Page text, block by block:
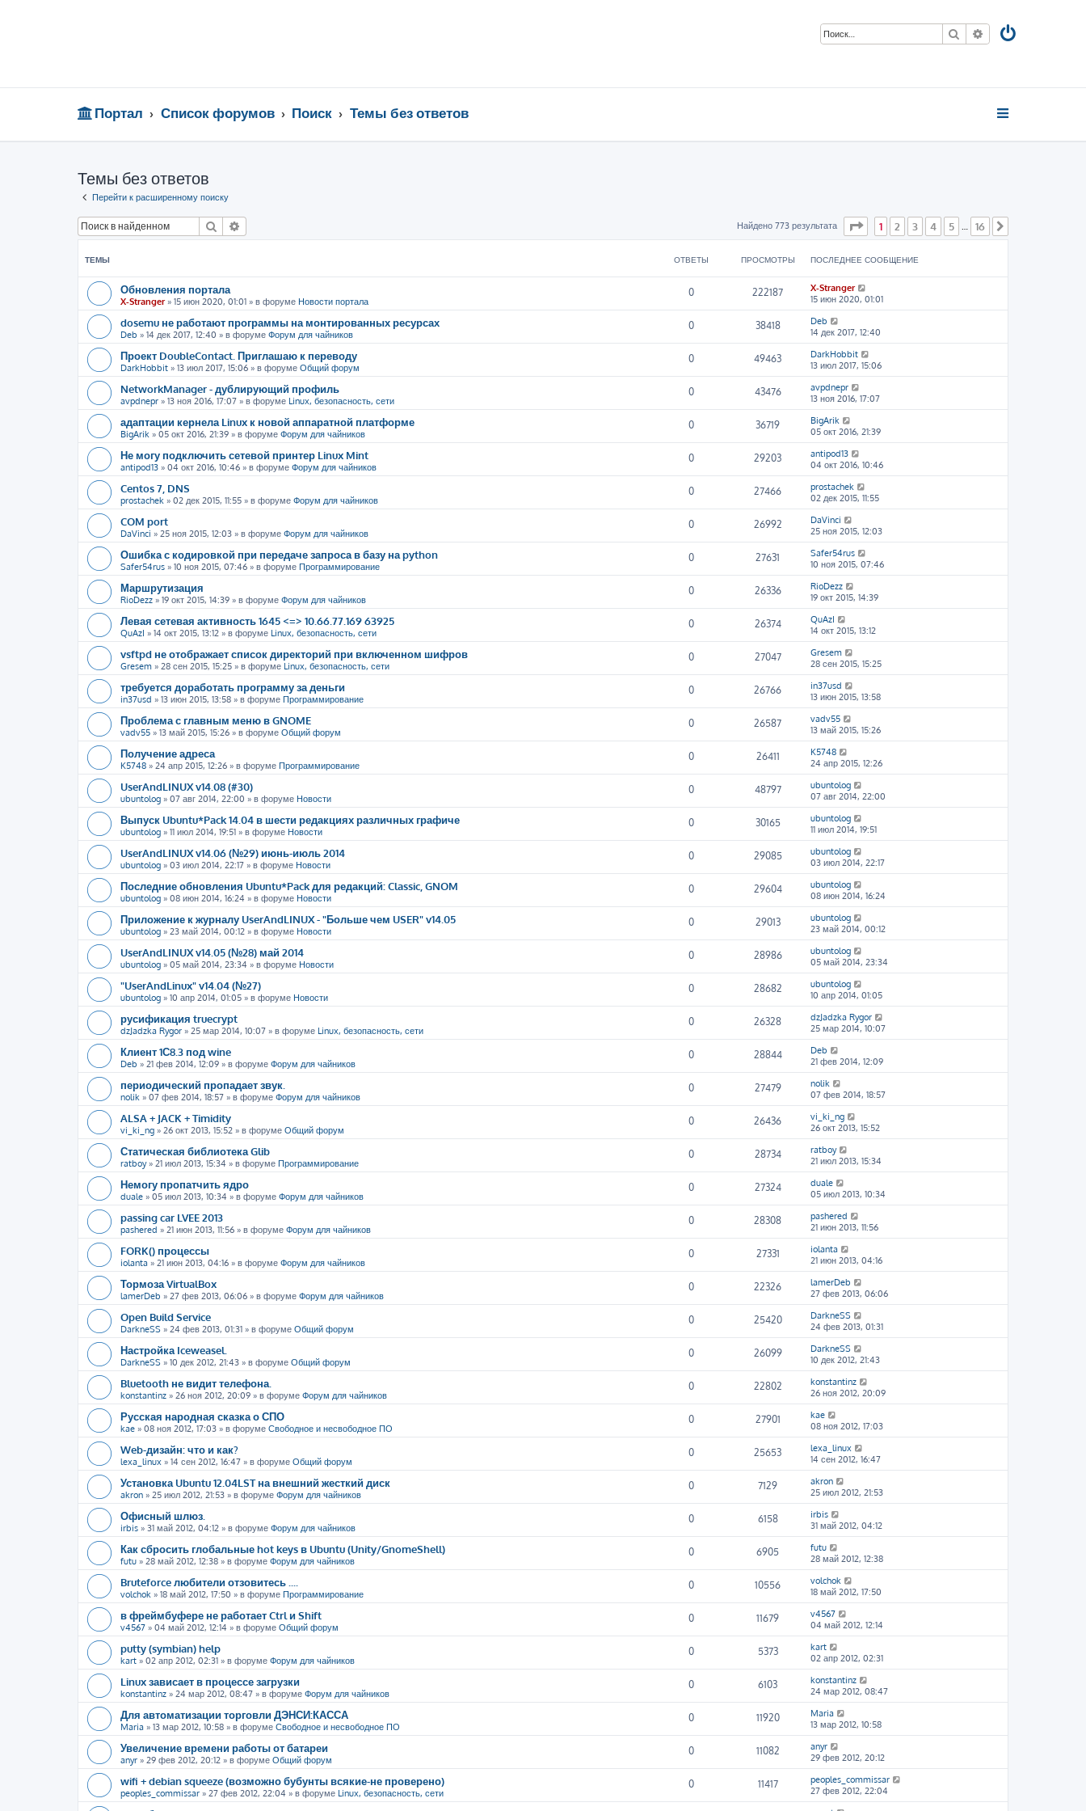
Поиск Расширенный
Портал Список форумов Поиск Темы без ответов
Темы без ответов
Перейти к расширенному поиску
Поиск Найдено 773 результата Страница из
1 2 3 4 5 16
ТЕМЫ ОТВЕТЫ ПРОСМОТРЫ ПОСЛЕДНЕЕ СООБЩЕНИЕ
Обновления портала
X-Stranger» 15 июн 2020, 01:01 » в форуме Новости портала
0 222187
X-Stranger
15 июн 2020, 01:01
dosemu не работают программы на монтированных ресурсах
Deb » 14 дек 2017, 12:40 » в форуме Форум для чайников
0 38418
Deb
14 дек 2017, 12:40
Проект DoubleContact. Приглашаю к переводу
DarkHobbit » 13 июл 2017, 15:06 » в форуме Общий форум
0 49463
DarkHobbit
13 июл 2017, 15:06
NetworkManager - дублирующий профиль
avpdnepr » 13 ноя 2016, 17:07 » в форуме Linux, безопасность, сети
0 43476
avpdnepr
13 ноя 2016, 17:07
адаптации кернела Linux к новой аппаратной платформе
BigArik » 05 окт 2016, 21:39 » в форуме Форум для чайников
0 36719
BigArik
05 окт 2016, 21:39
Не могу подключить сетевой принтер Linux Mint
antipod13 » 04 окт 2016, 10:46 » в форуме Форум для чайников
0 29203
antipod13
04 окт 2016, 10:46
Centos 7, DNS
prostachek » 02 дек 2015, 11:55 » в форуме Форум для чайников
0 27466
prostachek
02 дек 2015, 11:55
COM port
DaVinci » 25 ноя 2015, 12:03 » в форуме Форум для чайников
0 26992
DaVinci
25 ноя 2015, 12:03
Ошибка с кодировкой при передаче запроса в базу на python
Safer54rus » 10 ноя 2015, 07:46 » в форуме Программирование
0 27631
Safer54rus
10 ноя 2015, 07:46
Маршрутизация
RioDezz » 19 окт 2015, 14:39 » в форуме Форум для чайников
0 26336
RioDezz
19 окт 2015, 14:39
Левая сетевая активность 1645 <=> 10.66.77.169 63925
QuAzI » 14 окт 2015, 13:12 » в форуме Linux, безопасность, сети
0 26374
QuAzI
14 окт 2015, 13:12
vsftpd не отображает список директорий при включенном шифров
Gresem » 28 сен 2015, 15:25 » в форуме Linux, безопасность, сети
0 27047
Gresem
28 сен 2015, 15:25
требуется доработать программу за деньги
in37usd » 13 июн 2015, 13:58 » в форуме Программирование
0 26766
in37usd
13 июн 2015, 13:58
Проблема с главным меню в GNOME
vadv55 » 13 май 2015, 15:26 » в форуме Общий форум
0 26587
vadv55
13 май 2015, 15:26
Получение адреса
K5748 » 24 апр 2015, 12:26 » в форуме Программирование
0 26411
K5748
24 апр 2015, 12:26
UserAndLINUX v14.08 (#30)
ubuntolog » 07 авг 2014, 22:00 » в форуме Новости
0 48797
ubuntolog
07 авг 2014, 22:00
Выпуск Ubuntu*Pack 14.04 в шести редакциях различных графиче
ubuntolog » 11 июл 2014, 19:51 » в форуме Новости
0 30165
ubuntolog
11 июл 2014, 19:51
UserAndLINUX v14.06 (№29) июнь-июль 2014
ubuntolog » 03 июл 2014, 22:17 » в форуме Новости
0 29085
ubuntolog
03 июл 2014, 22:17
Последние обновления Ubuntu*Pack для редакций: Classic, GNOM
ubuntolog » 08 июн 2014, 16:24 » в форуме Новости
0 29604
ubuntolog
08 июн 2014, 16:24
Приложение к журналу UserAndLINUX - "Больше чем USER" v14.05
ubuntolog » 23 май 2014, 00:12 » в форуме Новости
0 29013
ubuntolog
23 май 2014, 00:12
UserAndLINUX v14.05 (№28) май 2014
ubuntolog » 05 май 2014, 23:34 » в форуме Новости
0 28986
ubuntolog
05 май 2014, 23:34
"UserAndLinux" v14.04 (№27)
ubuntolog » 10 апр 2014, 01:05 » в форуме Новости
0 28682
ubuntolog
10 апр 2014, 01:05
русификация truecrypt
dzJadzka Rygor » 25 мар 2014, 10:07 » в форуме Linux, безопасность, сети
0 26328
dzJadzka Rygor
25 мар 2014, 10:07
Клиент 1С8.3 под wine
Deb » 21 фев 2014, 12:09 » в форуме Форум для чайников
0 28844
Deb
21 фев 2014, 12:09
периодический пропадает звук.
nolik » 07 фев 2014, 18:57 » в форуме Форум для чайников
0 27479
nolik
07 фев 2014, 18:57
ALSA + JACK + Timidity
vi_ki_ng » 26 окт 2013, 15:52 » в форуме Общий форум
0 26436
vi_ki_ng
26 окт 2013, 15:52
Статическая библиотека Glib
ratboy» 21 июл 2013, 15:34 » в форуме Программирование
0 28734
ratboy
21 июл 2013, 15:34
Немогу пропатчить ядро
duale » 05 июл 2013, 10:34 » в форуме Форум для чайников
0 27324
duale
05 июл 2013, 10:34
passing car LVEE 2013
pashered » 21 июн 2013, 11:56 » в форуме Форум для чайников
0 28308
pashered
21 июн 2013, 11:56
FORK() процессы
iolanta » 21 июн 2013, 04:16 » в форуме Форум для чайников
0 27331
iolanta
21 июн 2013, 04:16
Тормоза VirtualBox
lamerDeb » 27 фев 2013, 06:06 » в форуме Форум для чайников
0 22326
lamerDeb
27 фев 2013, 06:06
Open Build Service
DarkneSS » 24 фев 2013, 01:31 » в форуме Общий форум
0 25420
DarkneSS
24 фев 2013, 01:31
Настройка Iceweasel.
DarkneSS » 10 дек 2012, 21:43 » в форуме Общий форум
0 26099
DarkneSS
10 дек 2012, 21:43
Bluetooth не видит телефона.
konstantinz » 26 ноя 2012, 20:09 » в форуме Форум для чайников
0 22802
konstantinz
26 ноя 2012, 20:09
Русская народная сказка о СПО
kae » 08 ноя 2012, 17:03 » в форуме Свободное и несвободное ПО
0 27901
kae
08 ноя 2012, 17:03
Web-дизайн: что и как?
lexa_linux » 14 сен 2012, 16:47 » в форуме Общий форум
0 25653
lexa_linux
14 сен 2012, 16:47
Установка Ubuntu 12.04LST на внешний жесткий диск
akron » 25 июл 2012, 21:53 » в форуме Форум для чайников
0 7129
akron
25 июл 2012, 21:53
Офисный шлюз.
irbis » 31 май 2012, 04:12 » в форуме Форум для чайников
0 6158
irbis
31 май 2012, 04:12
Как сбросить глобальные hot keys в Ubuntu (Unity/GnomeShell)
futu » 28 май 2012, 12:38 » в форуме Форум для чайников
0 6905
futu
28 май 2012, 12:38
Bruteforce любители отзовитесь ....
volchok » 18 май 2012, 17:50 » в форуме Программирование
0 10556
volchok
18 май 2012, 17:50
в фреймбуфере не работает Ctrl и Shift
v4567 » 04 май 2012, 12:14 » в форуме Общий форум
0 11679
v4567
04 май 2012, 12:14
putty (symbian) help
kart » 02 апр 2012, 02:31 » в форуме Форум для чайников
0 5373
kart
02 апр 2012, 02:31
Linux зависает в процессе загрузки
konstantinz » 24 мар 2012, 08:47 » в форуме Форум для чайников
0 6103
konstantinz
24 мар 2012, 08:47
Для автоматизации торговли ДЭНСИ:КАССА
Maria » 13 мар 2012, 10:58 » в форуме Свободное и несвободное ПО
0 11920
Maria
13 мар 2012, 10:58
Увеличение времени работы от батареи
anyr » 29 фев 2012, 20:12 » в форуме Общий форум
0 11082
anyr
29 фев 2012, 20:12
wifi + debian squeeze (возможно бубунты всякие-не проверено)
peoples_commissar » 27 фев 2012, 22:04 » в форуме Linux, безопасность, сети
0 11417
peoples_commissar
27 фев 2012, 22:04